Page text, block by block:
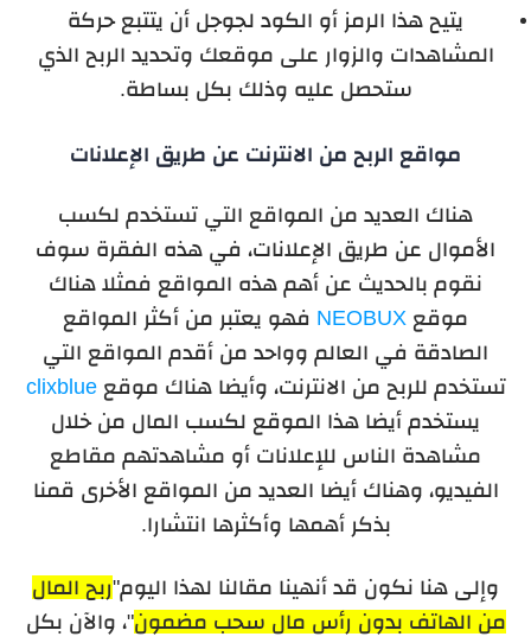
يتيح هذا الرمز أو الكود لجوجل أن يتتبع حركة
المشاهدات والزوار على موقعك وتحديد الربح الذي
ستحصل عليه وذلك بكل بساطة.
مواقع الربح من الانترنت عن طريق الإعلانات
هناك العديد من المواقع التي تستخدم لكسب
الأموال عن طريق الإعلانات، في هذه الفقرة سوف
نقوم بالحديث عن أهم هذه المواقع فمثلا هناك
موقع NEOBUX فهو يعتبر من أكثر المواقع
الصادقة في العالم وواحد من أقدم المواقع التي
تستخدم للربح من الانترنت، وأيضا هناك موقعclixblue
يستخدم أيضا هذا الموقع لكسب المال من خلال
مشاهدة الناس للإعلانات أو مشاهدتهم مقاطع
الفيديو، وهناك أيضا العديد من المواقع الأخرى قمنا
بذكر أهمها وأكثرها انتشارا.
وإلى هنا نكون قد أنهينا مقالنا لهذا اليوم"ربح المال
من الهاتف بدون رأس مال سحب مضمون"، والآن بكل